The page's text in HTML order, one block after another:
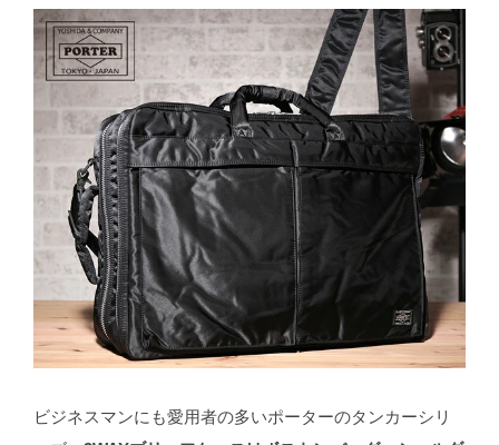
ビジネスマンにも愛用者の多いポーターのタンカーシリ